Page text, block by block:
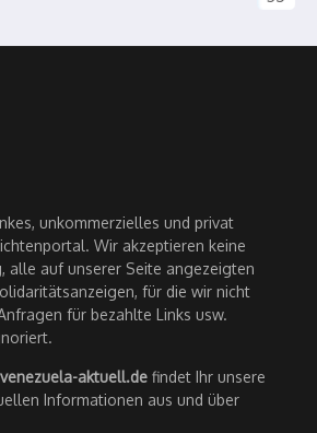
unkommerzielles und privat
Wir akzeptieren keine
alle auf unserer Seite angezeigten
für die wir nicht
für bezahlte Links usw.
venezuela-aktuell.de findet Ihr unsere
Informationen aus und über